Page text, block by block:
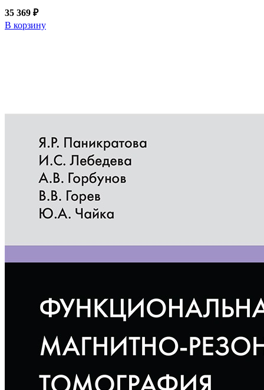
35 369 ₽
В корзину